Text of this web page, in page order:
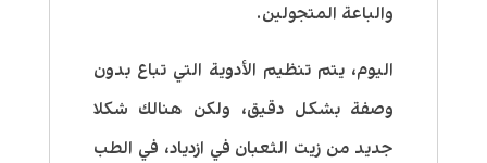
والباعة المتجولين.
اليوم، يتم تنظيم الأدوية التي تباع بدون
وصفة بشكل دقيق، ولكن هنالك شكلا
جديد من زيت الثعبان في ازدياد، في الطب